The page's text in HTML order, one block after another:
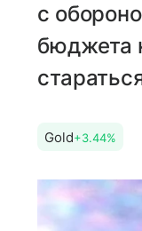
с
бюджета
Gold+3.44%